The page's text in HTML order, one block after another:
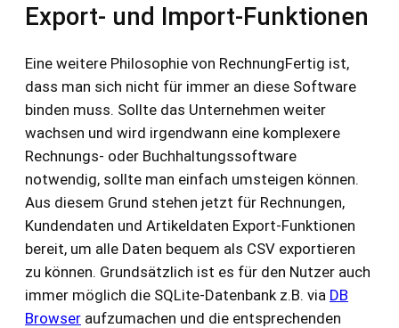
Export- und Import-Funktionen
Eine weitere Philosophie von RechnungFertig ist,
dass man sich nicht für immer an diese Software
binden muss. Sollte das Unternehmen weiter
wachsen und wird irgendwann eine komplexere
Rechnungs- oder Buchhaltungssoftware
notwendig, sollte man einfach umsteigen können.
Aus diesem Grund stehen jetzt für Rechnungen,
Kundendaten und Artikeldaten Export-Funktionen
bereit, um alle Daten bequem als CSV exportieren
zu können. Grundsätzlich ist es für den Nutzer auch
immer möglich die SQLite-Datenbank z.B. via DB
Browser aufzumachen und die entsprechenden